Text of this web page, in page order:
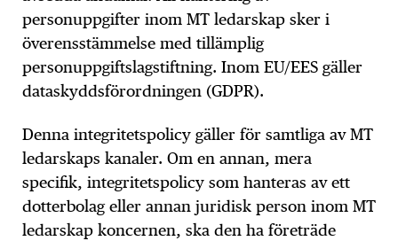
personuppgifter inom MT ledarskap sker i
överensstämmelse med tillämplig
personuppgiftslagstiftning. Inom EU/EES gäller
dataskyddsförordningen (GDPR).
Denna integritetspolicy gäller för samtliga av MT
ledarskaps kanaler. Om en annan, mera
specifik, integritetspolicy som hanteras av ett
dotterbolag eller annan juridisk person inom MT
ledarskap koncernen, ska den ha företräde